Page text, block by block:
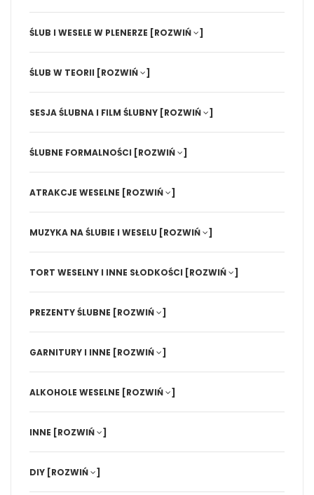
ŚLUB I WESELE W PLENERZE [ROZWIŃ ]
ŚLUB W TEORII [ROZWIŃ ]
SESJA ŚLUBNA I FILM ŚLUBNY [ROZWIŃ ]
ŚLUBNE FORMALNOŚCI [ROZWIŃ ]
ATRAKCJE WESELNE [ROZWIŃ ]
MUZYKA NA ŚLUBIE I WESELU [ROZWIŃ ]
TORT WESELNY I INNE SŁODKOŚCI [ROZWIŃ ]
PREZENTY ŚLUBNE [ROZWIŃ ]
GARNITURY I INNE [ROZWIŃ ]
ALKOHOLE WESELNE [ROZWIŃ ]
INNE [ROZWIŃ ]
DIY [ROZWIŃ ]